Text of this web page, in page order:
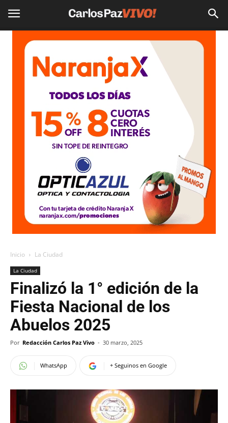
Inicio La Ciudad
La Ciudad
Finalizó la 1° edición de la
Fiesta Nacional de los
Abuelos 2025
Por Redacción Carlos Paz Vivo - 30 marzo, 2025
WhatsApp + Seguinos en Google